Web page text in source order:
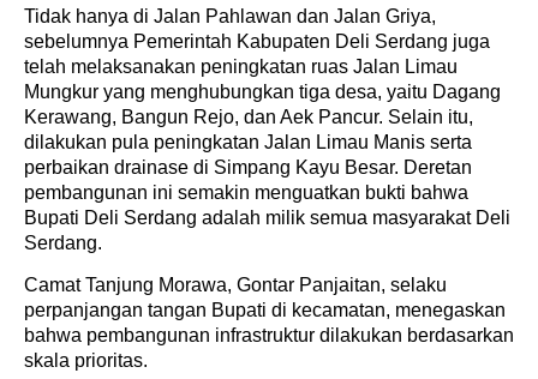
Tidak hanya di Jalan Pahlawan dan Jalan Griya,
sebelumnya Pemerintah Kabupaten Deli Serdang juga
telah melaksanakan peningkatan ruas Jalan Limau
Mungkur yang menghubungkan tiga desa, yaitu Dagang
Kerawang, Bangun Rejo, dan Aek Pancur. Selain itu,
dilakukan pula peningkatan Jalan Limau Manis serta
perbaikan drainase di Simpang Kayu Besar. Deretan
pembangunan ini semakin menguatkan bukti bahwa
Bupati Deli Serdang adalah milik semua masyarakat Deli
Serdang.
Camat Tanjung Morawa, Gontar Panjaitan, selaku
perpanjangan tangan Bupati di kecamatan, menegaskan
bahwa pembangunan infrastruktur dilakukan berdasarkan
skala prioritas.